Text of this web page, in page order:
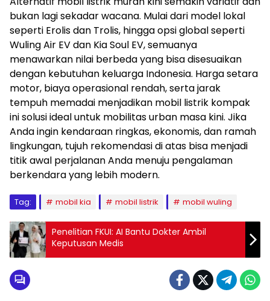
bukan lagi sekadar wacana. Mulai dari model lokal
seperti Erolis dan Trolis, hingga opsi global seperti
Wuling Air EV dan Kia Soul EV, semuanya
menawarkan nilai berbeda yang bisa disesuaikan
dengan kebutuhan keluarga Indonesia. Harga setara
motor, biaya operasional rendah, serta jarak
tempuh memadai menjadikan mobil listrik kompak
ini solusi ideal untuk mobilitas urban masa kini. Jika
Anda ingin kendaraan ringkas, ekonomis, dan ramah
lingkungan, tujuh rekomendasi di atas bisa menjadi
titik awal perjalanan Anda menuju pengalaman
berkendara yang lebih modern.
Tag: mobil kia mobil listrik mobil wuling
Penelitian FKUI: AI Bantu Dokter Ambil
Keputusan Medis